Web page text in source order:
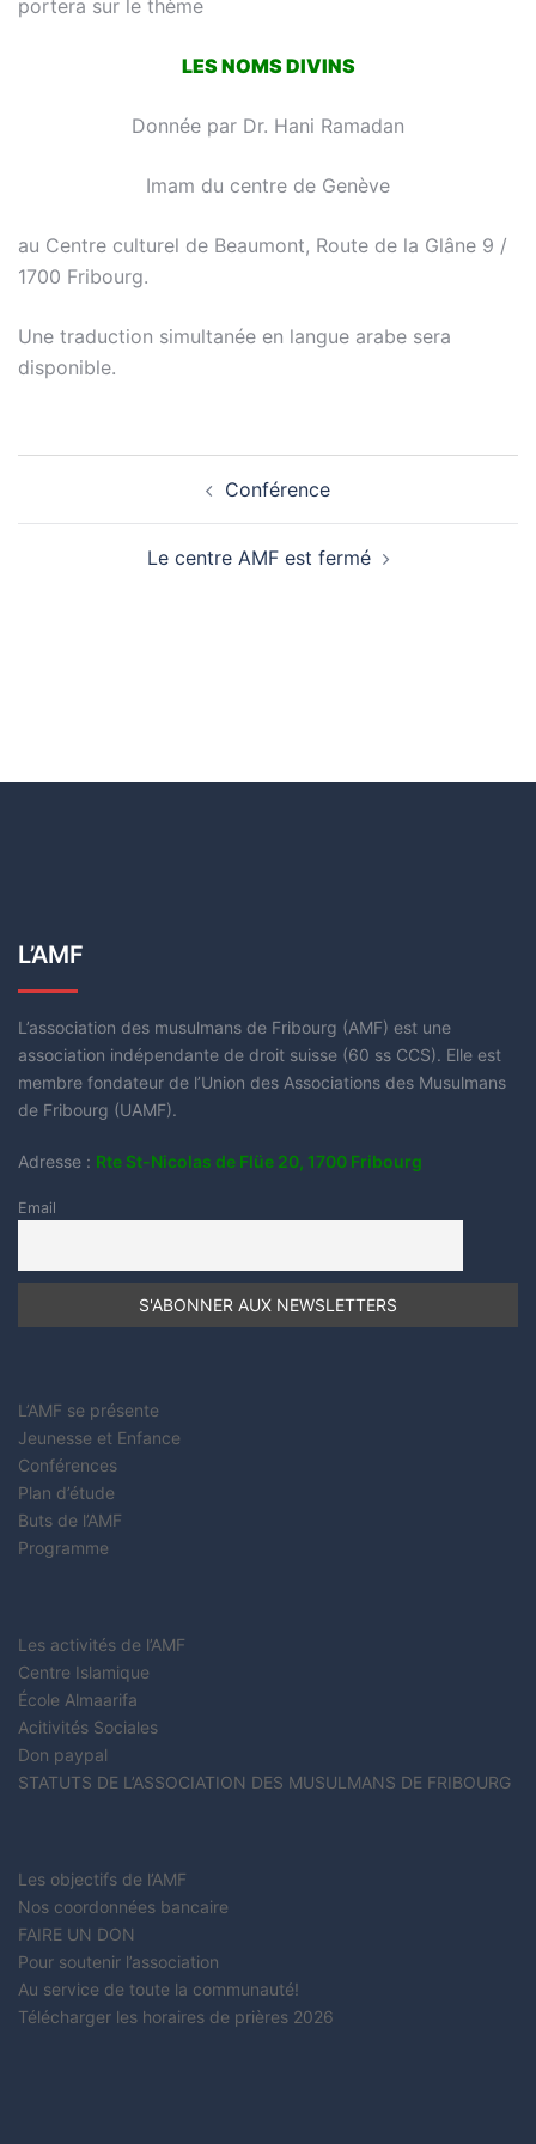
portera sur le thème
LES NOMS DIVINS
Donnée par Dr. Hani Ramadan
Imam du centre de Genève
au Centre culturel de Beaumont, Route de la Glâne 9 /
1700 Fribourg.
Une traduction simultanée en langue arabe sera
disponible.
Conférence
Le centre AMF est fermé
L’AMF
L’association des musulmans de Fribourg (AMF) est une
association indépendante de droit suisse (60 ss CCS). Elle est
membre fondateur de l’Union des Associations des Musulmans
de Fribourg (UAMF).
Adresse : Rte St-Nicolas de Flüe 20, 1700 Fribourg
Email
L’AMF se présente
Jeunesse et Enfance
Conférences
Plan d’étude
Buts de l’AMF
Programme
Les activités de l’AMF
Centre Islamique
École Almaarifa
Acitivités Sociales
Don paypal
STATUTS DE L’ASSOCIATION DES MUSULMANS DE FRIBOURG
Les objectifs de l’AMF
Nos coordonnées bancaire
FAIRE UN DON
Pour soutenir l’association
Au service de toute la communauté!
Télécharger les horaires de prières 2026